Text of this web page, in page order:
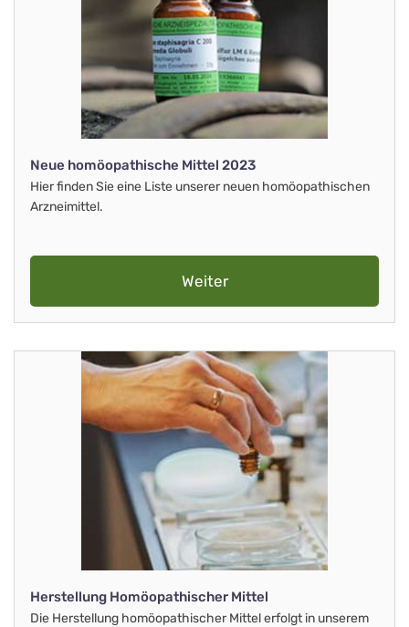
Neue homöopathische Mittel 2023
Hier finden Sie eine Liste unserer neuen homöopathischen
Arzneimittel.
Weiter
Herstellung Homöopathischer Mittel
Die Herstellung homöopathischer Mittel erfolgt in unserem